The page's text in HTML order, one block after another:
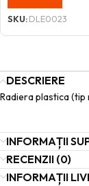
SKU:DLE0023
DESCRIERE
Radiera plastica (tip
INFORMAȚII
RECENZII (0)
INFORMAȚII